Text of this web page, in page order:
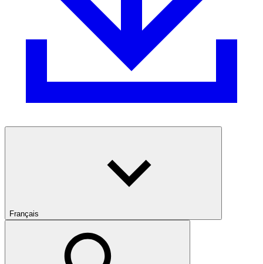
Français